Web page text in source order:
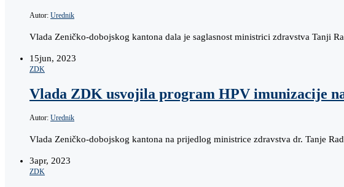
Autor: Urednik
Vlada Zeničko-dobojskog kantona dala je saglasnost ministrici zdravstva Tanji
15jun, 2023
ZDK
Vlada ZDK usvojila program HPV imunizacije
Autor: Urednik
Vlada Zeničko-dobojskog kantona na prijedlog ministrice zdravstva dr. Tanje
3apr, 2023
ZDK